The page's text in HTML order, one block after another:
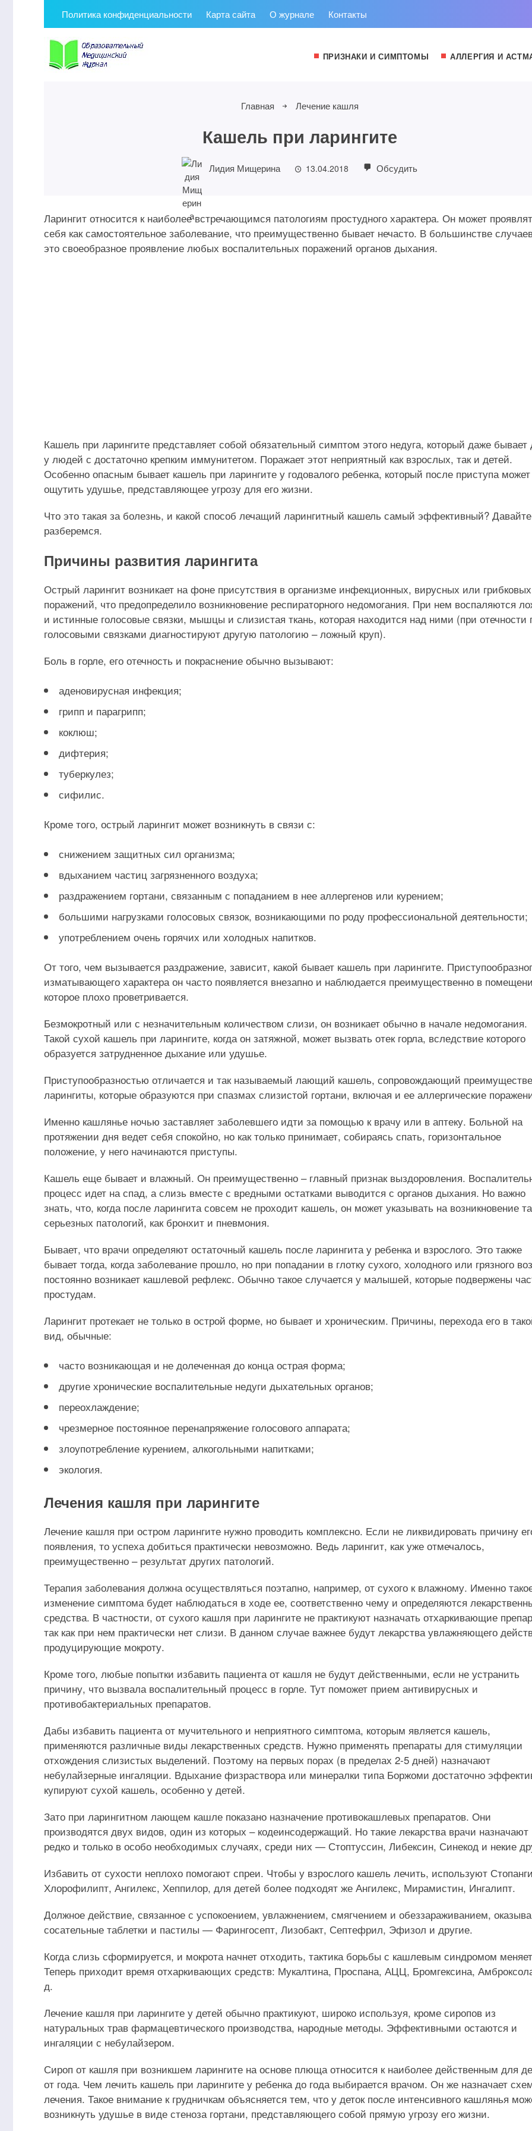
Политика конфиденциальности Карта сайта О журнале Контакты
ПРИЗНАКИ И СИМПТОМЫ АЛЛЕРГИЯ И
Главная Лечение кашля
Кашель при ларингите
Лидия Мищерина 13.04.2018 Обсудить
Ларингит относится к наиболее встречающимся патологиям простудного характера. Он может
себя как самостоятельное заболевание, что преимущественно бывает нечасто. В большинстве
это своеобразное проявление любых воспалительных поражений органов дыхания.
Кашель при ларингите представляет собой обязательный симптом этого недуга, который даже бывает
у людей с достаточно крепким иммунитетом. Поражает этот неприятный как взрослых, так и детей.
Особенно опасным бывает кашель при ларингите у годовалого ребенка, который после приступа может
ощутить удушье, представляющее угрозу для его жизни.
Что это такая за болезнь, и какой способ лечащий ларингитный кашель самый эффективный? Давайте
разберемся.
Причины развития ларингита
Острый ларингит возникает на фоне присутствия в организме инфекционных, вирусных или грибковых
поражений, что предопределило возникновение респираторного недомогания. При нем воспаляются
и истинные голосовые связки, мышцы и слизистая ткань, которая находится над ними (при отечности
голосовыми связками диагностируют другую патологию – ложный круп).
Боль в горле, его отечность и покраснение обычно вызывают:
аденовирусная инфекция;
грипп и парагрипп;
коклюш;
дифтерия;
туберкулез;
сифилис.
Кроме того, острый ларингит может возникнуть в связи с:
снижением защитных сил организма;
вдыханием частиц загрязненного воздуха;
раздражением гортани, связанным с попаданием в нее аллергенов или курением;
большими нагрузками голосовых связок, возникающими по роду профессиональной деятельности;
употреблением очень горячих или холодных напитков.
От того, чем вызывается раздражение, зависит, какой бывает кашель при ларингите.
изматывающего характера он часто появляется внезапно и наблюдается преимущественно в
которое плохо проветривается.
Безмокротный или с незначительным количеством слизи, он возникает обычно в начале недомогания.
Такой сухой кашель при ларингите, когда он затяжной, может вызвать отек горла, вследствие которого
образуется затрудненное дыхание или удушье.
Приступообразностью отличается и так называемый лающий кашель, сопровождающий
ларингиты, которые образуются при спазмах слизистой гортани, включая и ее аллергические
Именно кашлянье ночью заставляет заболевшего идти за помощью к врачу или в аптеку. Больной на
протяжении дня ведет себя спокойно, но как только принимает, собираясь спать, горизонтальное
положение, у него начинаются приступы.
Кашель еще бывает и влажный. Он преимущественно – главный признак выздоровления.
процесс идет на спад, а слизь вместе с вредными остатками выводится с органов дыхания. Но важно
знать, что, когда после ларингита совсем не проходит кашель, он может указывать на возникновение
серьезных патологий, как бронхит и пневмония.
Бывает, что врачи определяют остаточный кашель после ларингита у ребенка и взрослого. Это также
бывает тогда, когда заболевание прошло, но при попадании в глотку сухого, холодного или грязного
постоянно возникает кашлевой рефлекс. Обычно такое случается у малышей, которые подвержены
простудам.
Ларингит протекает не только в острой форме, но бывает и хроническим. Причины, перехода его в
вид, обычные:
часто возникающая и не долеченная до конца острая форма;
другие хронические воспалительные недуги дыхательных органов;
переохлаждение;
чрезмерное постоянное перенапряжение голосового аппарата;
злоупотребление курением, алкогольными напитками;
экология.
Лечения кашля при ларингите
Лечение кашля при остром ларингите нужно проводить комплексно. Если не ликвидировать причину
появления, то успеха добиться практически невозможно. Ведь ларингит, как уже отмечалось,
преимущественно – результат других патологий.
Терапия заболевания должна осуществляться поэтапно, например, от сухого к влажному. Именно
изменение симптома будет наблюдаться в ходе ее, соответственно чему и определяются
средства. В частности, от сухого кашля при ларингите не практикуют назначать отхаркивающие
так как при нем практически нет слизи. В данном случае важнее будут лекарства увлажняющего
продуцирующие мокроту.
Кроме того, любые попытки избавить пациента от кашля не будут действенными, если не устранить
причину, что вызвала воспалительный процесс в горле. Тут поможет прием антивирусных и
противобактериальных препаратов.
Дабы избавить пациента от мучительного и неприятного симптома, которым является кашель,
применяются различные виды лекарственных средств. Нужно применять препараты для стимуляции
отхождения слизистых выделений. Поэтому на первых порах (в пределах 2-5 дней) назначают
небулайзерные ингаляции. Вдыхание физраствора или минералки типа Боржоми достаточно
купируют сухой кашель, особенно у детей.
Зато при ларингитном лающем кашле показано назначение противокашлевых препаратов. Они
производятся двух видов, один из которых – кодеинсодержащий. Но такие лекарства врачи назначают
редко и только в особо необходимых случаях, среди них — Стоптуссин, Либексин, Синекод и некие
Избавить от сухости неплохо помогают спреи. Чтобы у взрослого кашель лечить, используют
Хлорофилипт, Ангилекс, Хеппилор, для детей более подходят же Ангилекс, Мирамистин, Ингалипт.
Должное действие, связанное с успокоением, увлажнением, смягчением и обеззараживанием,
сосательные таблетки и пастилы — Фарингосепт, Лизобакт, Септефрил, Эфизол и другие.
Когда слизь сформируется, и мокрота начнет отходить, тактика борьбы с кашлевым синдромом
Теперь приходит время отхаркивающих средств: Мукалтина, Проспана, АЦЦ, Бромгексина,
д.
Лечение кашля при ларингите у детей обычно практикуют, широко используя, кроме сиропов из
натуральных трав фармацевтического производства, народные методы. Эффективными остаются и
ингаляции с небулайзером.
Сироп от кашля при возникшем ларингите на основе плюща относится к наиболее действенным для
от года. Чем лечить кашель при ларингите у ребенка до года выбирается врачом. Он же назначает
лечения. Такое внимание к грудничкам объясняется тем, что у деток после интенсивного кашлянья
возникнуть удушье в виде стеноза гортани, представляющего собой прямую угрозу его жизни.